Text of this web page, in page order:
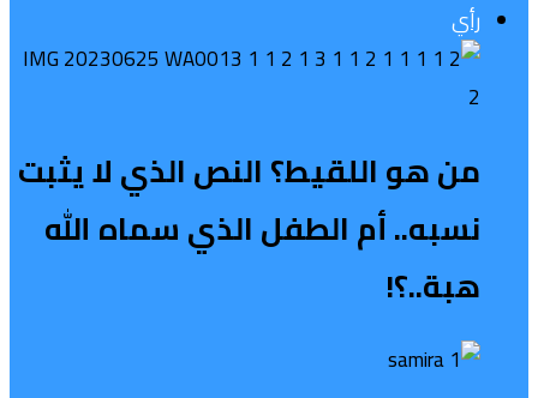
رأي
من هو اللقيط؟ النص الذي لا يثبت
نسبه.. أم الطفل الذي سماه الله
هبة..؟!